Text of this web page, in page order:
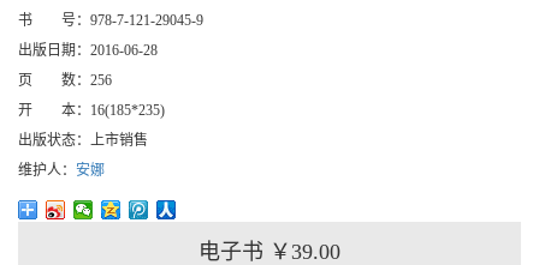
书 号： 978-7-121-29045-9
出版日期： 2016-06-28
页 数： 256
开 本： 16(185*235)
出版状态： 上市销售
维护人： 安娜
电子书 ￥39.00